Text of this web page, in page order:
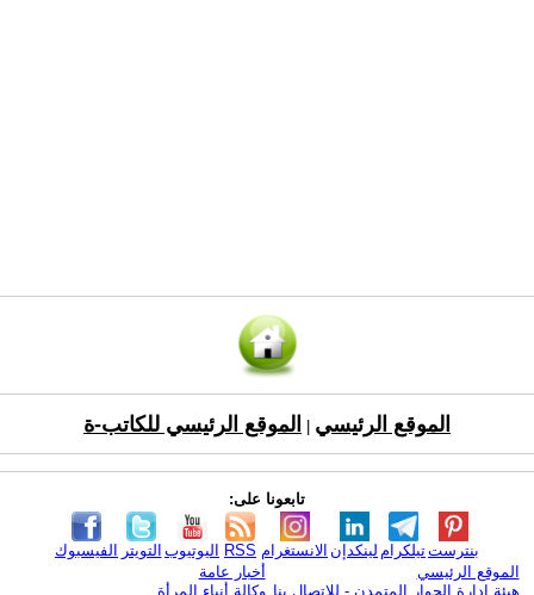
الموقع الرئيسي الموقع الرئيسي للكاتب-ة
تابعونا على:
الفيسبوك التويتر اليوتيوب RSS الانستغرام لينكدإن تيلكرامبنترست
الموقع الرئيسي
هيئة ادارة الحوار المتمدن - للإتصال بنا
أخبار عامة
وكالة أنباء المرأة